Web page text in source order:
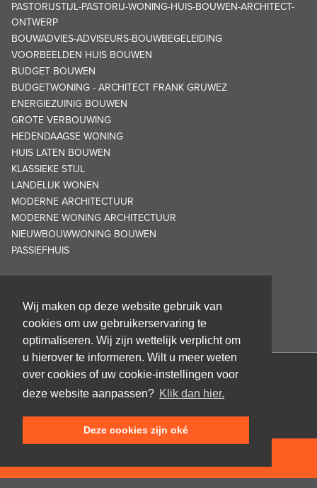
Wij maken op deze website gebruik van
cookies om uw gebruikerservaring te
optimaliseren. Wij zijn wettelijk verplicht om
u hierover te informeren. Wilt u meer weten
over cookies of uw cookie-instellingen voor
deze website aanpassen? Klik dan hier.
Deze cookies zijn oké
PASTORIJSTIJL-PASTORIJ-WONING-HUIS-BOUWEN-ARCHITECT-
ONTWERP
BOUWADVIES-ADVISEURS-BOUWBEGELEIDING
VOORBEELDEN HUIS BOUWEN
BUDGET BOUWEN
BUDGETWONING - ARCHITECT FRANK GRUWEZ
ENERGIEZUINIG BOUWEN
GROTE VERBOUWING
HEDENDAAGSE WONING
HUIS LATEN BOUWEN
KLASSIEKE STIJL
LANDELIJK WONEN
MODERNE ARCHITECTUUR
MODERNE WONING ARCHITECTUUR
NIEUWBOUWWONING BOUWEN
PASSIEFHUIS
Architectenbureau Frank GRUWEZ bvba
9700 Oudenaarde
T +32 (0)55 45 53 63
Speldenstraat 10